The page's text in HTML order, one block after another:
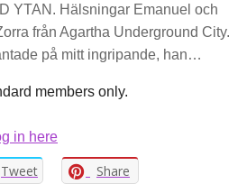
YTAN. Hälsningar Emanuel och
från Agartha Underground City.
på mitt ingripande, han…
members only.
in here
Tweet Share